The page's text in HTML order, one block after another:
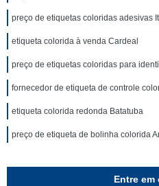
preço de etiquetas coloridas adesivas
etiqueta colorida à venda Cardeal
preço de etiquetas coloridas para
fornecedor de etiqueta de controle
etiqueta colorida redonda Batatuba
preço de etiqueta de bolinha colorida
Entre em